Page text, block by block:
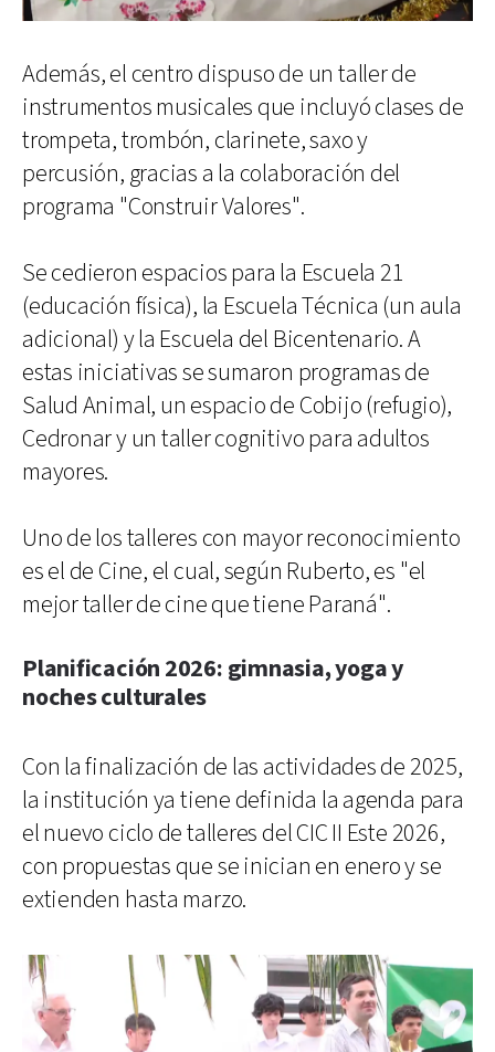
Además, el centro dispuso de un taller de
instrumentos musicales que incluyó clases de
trompeta, trombón, clarinete, saxo y
percusión, gracias a la colaboración del
programa "Construir Valores".
Se cedieron espacios para la Escuela 21
(educación física), la Escuela Técnica (un aula
adicional) y la Escuela del Bicentenario. A
estas iniciativas se sumaron programas de
Salud Animal, un espacio de Cobijo (refugio),
Cedronar y un taller cognitivo para adultos
mayores.
Uno de los talleres con mayor reconocimiento
es el de Cine, el cual, según Ruberto, es "el
mejor taller de cine que tiene Paraná".
Planificación 2026: gimnasia, yoga y
noches culturales
Con la finalización de las actividades de 2025,
la institución ya tiene definida la agenda para
el nuevo ciclo de talleres del CIC II Este 2026,
con propuestas que se inician en enero y se
extienden hasta marzo.